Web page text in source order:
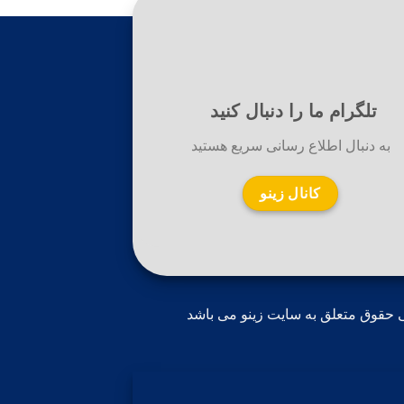
تلگرام ما را دنبال کنید
به دنبال اطلاع رسانی سریع هستید
کانال زینو
حقوق متعلق به سایت زینو می باشد